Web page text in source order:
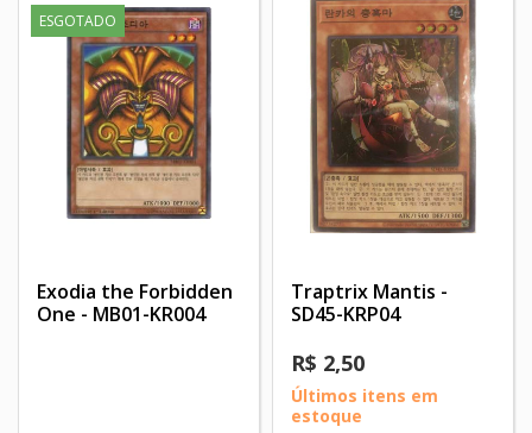
ESGOTADO
Exodia the Forbidden
One - MB01-KR004‬
Traptrix Mantis -
SD45-KRP04
R$ 2,50
Últimos itens em
estoque